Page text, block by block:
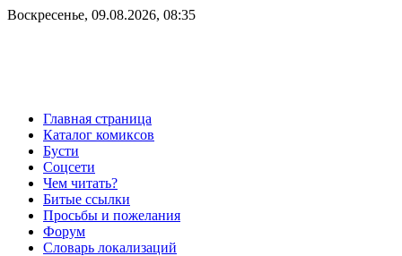
Воскресенье, 09.08.2026, 08:35
Главная страница
Каталог комиксов
Бусти
Соцсети
Чем читать?
Битые ссылки
Просьбы и пожелания
Форум
Словарь локализаций